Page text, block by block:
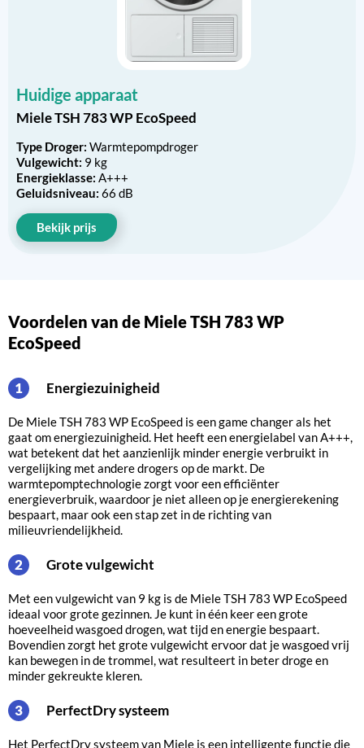
Huidige apparaat
Miele TSH 783 WP EcoSpeed
Type Droger: Warmtepompdroger
Vulgewicht: 9 kg
Energieklasse: A+++
Geluidsniveau: 66 dB
Bekijk prijs
Voordelen van de Miele TSH 783 WP
EcoSpeed
1 Energiezuinigheid
De Miele TSH 783 WP EcoSpeed is een game changer als het
gaat om energiezuinigheid. Het heeft een energielabel van A+++,
wat betekent dat het aanzienlijk minder energie verbruikt in
vergelijking met andere drogers op de markt. De
warmtepomptechnologie zorgt voor een efficiënter
energieverbruik, waardoor je niet alleen op je energierekening
bespaart, maar ook een stap zet in de richting van
milieuvriendelijkheid.
2 Grote vulgewicht
Met een vulgewicht van 9 kg is de Miele TSH 783 WP EcoSpeed
ideaal voor grote gezinnen. Je kunt in één keer een grote
hoeveelheid wasgoed drogen, wat tijd en energie bespaart.
Bovendien zorgt het grote vulgewicht ervoor dat je wasgoed vrij
kan bewegen in de trommel, wat resulteert in beter droge en
minder gekreukte kleren.
3 PerfectDry systeem
Het PerfectDry systeem van Miele is een intelligente functie die